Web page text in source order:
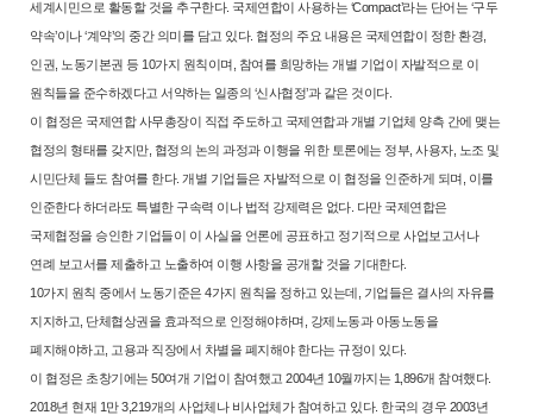
세계시민으로 활동할 것을 추구한다. 국제연합이 사용하는 ‘Compact’라는 단어는 ‘구두
약속’이나 ‘계약’의 중간 의미를 담고 있다. 협정의 주요 내용은 국제연합이 정한 환경,
인권, 노동기본권 등 10가지 원칙이며, 참여를 희망하는 개별 기업이 자발적으로 이
원칙들을 준수하겠다고 서약하는 일종의 ‘신사협정’과 같은 것이다.
이 협정은 국제연합 사무총장이 직접 주도하고 국제연합과 개별 기업체 양측 간에 맺는
협정의 형태를 갖지만, 협정의 논의 과정과 이행을 위한 토론에는 정부, 사용자, 노조 및
시민단체 들도 참여를 한다. 개별 기업들은 자발적으로 이 협정을 인준하게 되며, 이를
인준한다 하더라도 특별한 구속력 이나 법적 강제력은 없다. 다만 국제연합은
국제협정을 승인한 기업들이 이 사실을 언론에 공표하고 정기적으로 사업보고서나
연례 보고서를 제출하고 노출하여 이행 사항을 공개할 것을 기대한다.
10가지 원칙 중에서 노동기준은 4가지 원칙을 정하고 있는데, 기업들은 결사의 자유를
지지하고, 단체협상권을 효과적으로 인정해야하며, 강제노동과 아동노동을
폐지해야하고, 고용과 직장에서 차별을 폐지해야 한다는 규정이 있다.
이 협정은 초창기에는 50여개 기업이 참여했고 2004년 10월까지는 1,896개 참여했다.
2018년 현재 1만 3,219개의 사업체나 비사업체가 참여하고 있다. 한국의 경우 2003년